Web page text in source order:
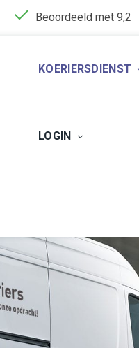
Beoordeeld met 9,2
KOERIERSDIENST
LOGIN